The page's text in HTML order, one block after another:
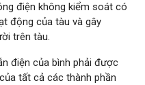
điện không kiểm soát có
động của tàu và gây
trên tàu.
điện của bình phải được
tất cả các thành phần